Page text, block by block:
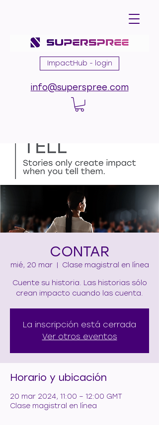
ImpactHub - login
info@superspree.com
CONTAR
mié, 20 mar
  |
Clase magistral en línea
Cuente su historia. Las historias sólo
crean impacto cuando las cuenta.
La inscripción está cerrada
Ver otros eventos
Horario y ubicación
20 mar 2024, 11:00 – 12:00 GMT
Clase magistral en línea